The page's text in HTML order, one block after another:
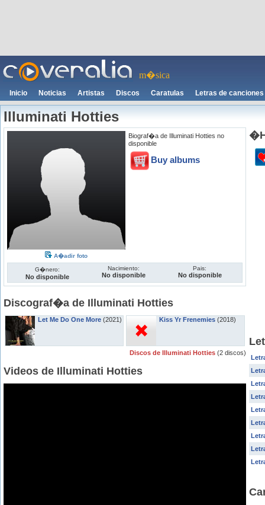
m�sica
Inicio Noticias Artistas Discos Caratulas Letras de canciones
Illuminati Hotties
A�adir foto
Biograf�a de Illuminati Hotties no
disponible
Buy albums
G�nero:
No disponible
Nacimiento:
No disponible
Pais:
No disponible
Discograf�a de Illuminati Hotties
Let Me Do One More (2021) Kiss Yr Frenemies (2018)
Discos de Illuminati Hotties (2 discos)
Videos de Illuminati Hotties